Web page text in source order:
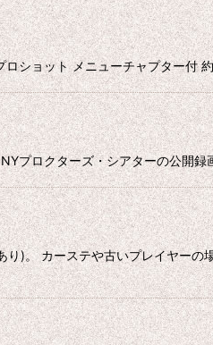
ショット メニューチャプター付
プロクターズ・シアターの公開
)。 カーステや古いプレイヤーの